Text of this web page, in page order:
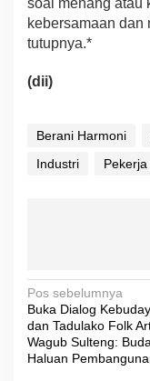
kebersamaan dan
tutupnya.*
(dii)
Berani Harmoni
Industri
Pekerja
N
a
v
Pos sebelumnya
Buka Dialog
dan Tadulako Folk
Wagub Sulteng:
Haluan